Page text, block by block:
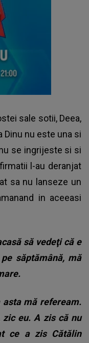
sale sotii, Deea,
Dinu nu este una si
se ingrijeste si si
l-au deranjat
sa nu lanseze un
in aceeasi
să vedeţi că e
săptămână, mă
mă refeream.
eu. A zis că nu
ce a zis Cătălin